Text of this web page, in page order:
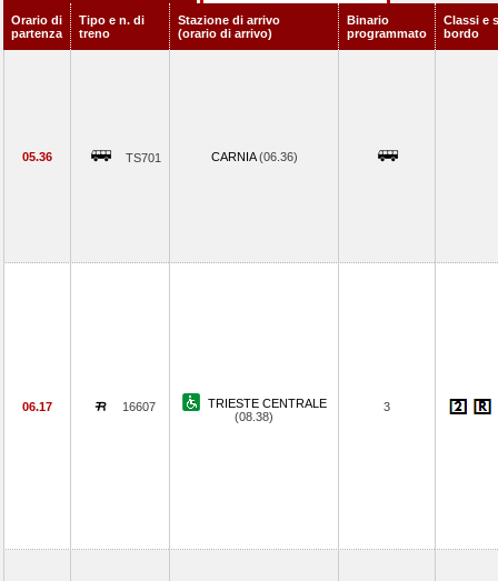
Orario di
partenza
Tipo e n. di
treno
Stazione di arrivo
(orario di arrivo)
Binario
programmato
Classi e
bordo
05.36 TS701 CARNIA(06.36)
06.17 16607
TRIESTE CENTRALE
(08.38)
3